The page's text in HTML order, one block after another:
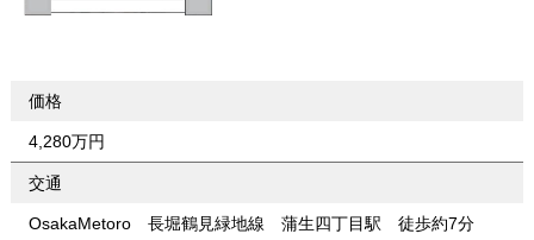
価格
4,280万円
交通
OsakaMetoro 長堀鶴見緑地線 蒲生四丁目駅 徒歩約7分